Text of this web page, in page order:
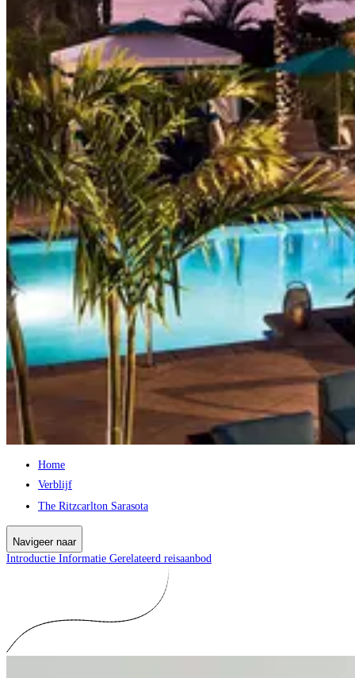
Home
Verblijf
The Ritzcarlton Sarasota
Navigeer naar
Introductie Informatie Gerelateerd reisaanbod